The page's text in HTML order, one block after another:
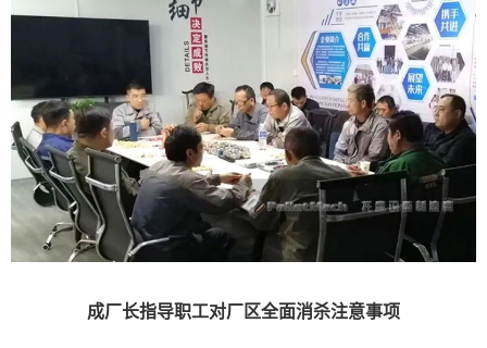
成厂长指导职工对厂区全面消杀注意事项